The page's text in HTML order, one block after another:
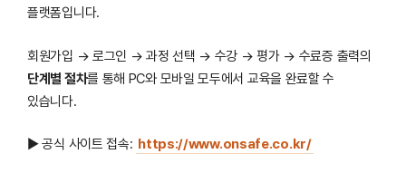
플랫폼입니다.
회원가입 → 로그인 → 과정 선택 → 수강 → 평가 → 수료증 출력의
단계별 절차를 통해 PC와 모바일 모두에서 교육을 완료할 수
있습니다.
▶ 공식 사이트 접속: https://www.onsafe.co.kr/